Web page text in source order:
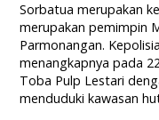
Sorbatua merupakan
merupakan pemimpin
Parmonangan.
menangkapnya pada
Toba Pulp Lestari
menduduki kawasan